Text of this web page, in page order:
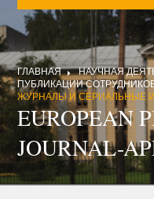
ГЛАВНАЯ НАУЧНАЯ
ПУБЛИКАЦИИ
ЖУРНАЛЫ И СЕРИАЛЬНЫЕ
EUROPEAN
JOURNAL-